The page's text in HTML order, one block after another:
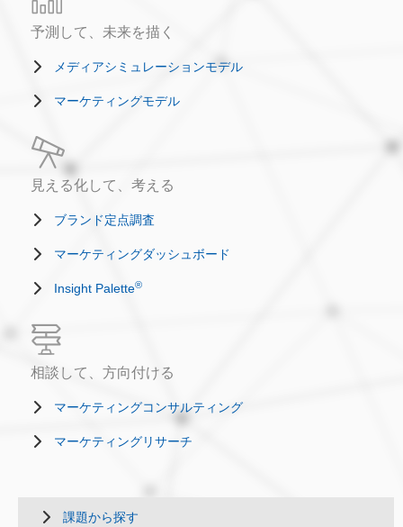
予測して、未来を描く
メディアシミュレーションモデル
マーケティングモデル
見える化して、考える
ブランド定点調査
マーケティングダッシュボード
Insight Palette®
相談して、方向付ける
マーケティングコンサルティング
マーケティングリサーチ
課題から探す